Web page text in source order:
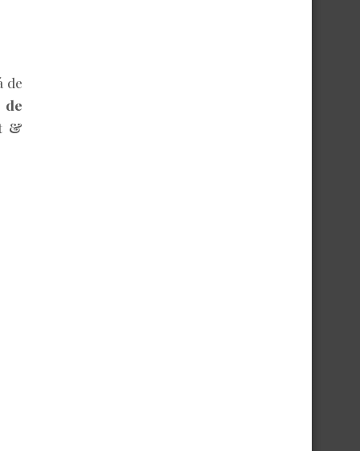
de
de
&